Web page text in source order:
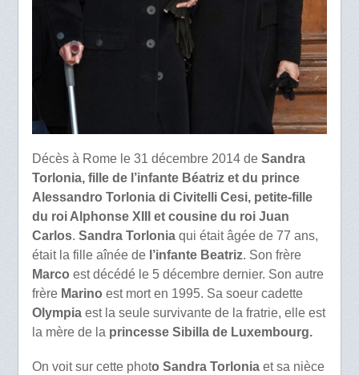
Décès à Rome le 31 décembre 2014 deSandra
Torlonia, fille de l’infante Béatriz et du prince
Alessandro Torlonia di Civitelli Cesi, petite-fille
du roi Alphonse XIII et cousine du roi Juan
Carlos. Sandra Torloniaqui était âgée de 77 ans,
était la fille aînée de l’infante Beatriz. Son frère
Marco est décédé le 5 décembre dernier. Son autre
frèreMarino est mort en 1995. Sa soeur cadette
Olympiaest la seule survivante de la fratrie, elle est
la mère de la princesse Sibilla de Luxembourg.
On voit sur cette photo Sandra Torloniaet sa nièce